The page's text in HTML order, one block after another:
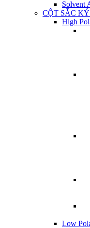
Solvent
CỘT SẮC
High
Low